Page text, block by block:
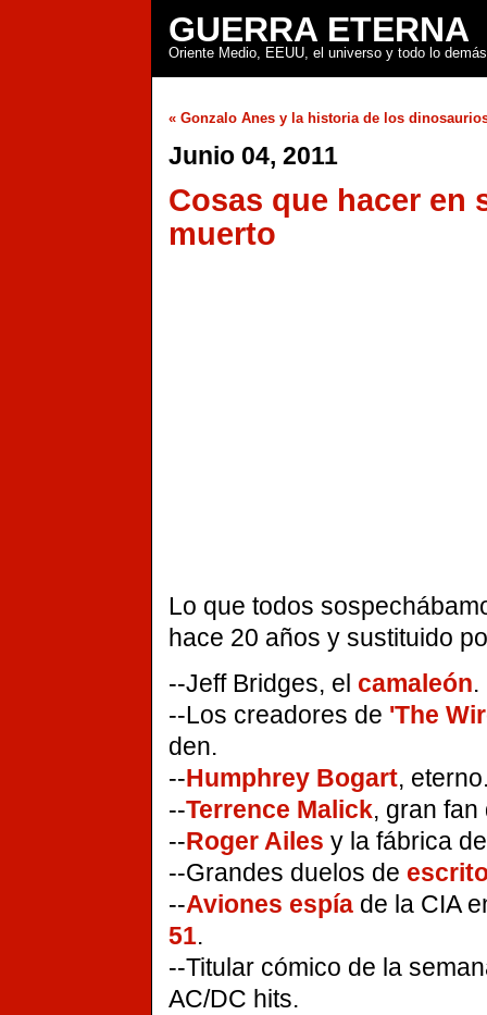
GUERRA ETERNA
Oriente Medio, EEUU, el universo y todo lo
« Gonzalo Anes y la historia de los
Junio 04, 2011
Cosas que hacer en
muerto
Lo que todos
hace 20 años y sustituido
--Jeff Bridges, el camaleón.
--Los creadores de 'The
den.
--Humphrey Bogart,
--Terrence Malick, gran
--Roger Ailes y la fábrica
--Grandes duelos de
--Aviones espía de la CIA
51.
--Titular cómico de la
AC/DC hits.